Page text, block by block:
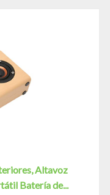
Altavoz
Batería de...